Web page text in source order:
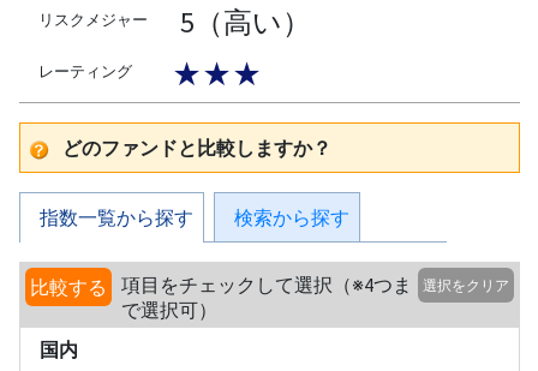
リスクメジャー 5（高い）
レーティング ★★★
どのファンドと比較しますか？
指数一覧から探す 検索から探す
比較する
項目をチェックして選択（※4つま
で選択可）
選択をクリア
国内